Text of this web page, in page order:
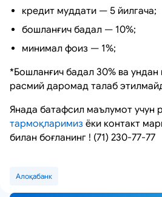
кредит муддати — 5 йилгача;
бошланғич бадал — 10%;
минимал фоиз — 1%;
*Бошланғич бадал 30% ва
расмий даромад талаб
Янада батафсил маълумот учун
тармоқларимиз ёки контакт
билан боғланинг ! (71) 230-77-77
Алоқабанк